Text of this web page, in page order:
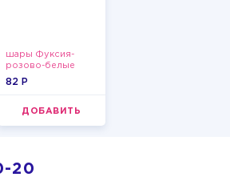
шары Фуксия-
розово-белые
пастельные
82 P
ДОБАВИТЬ
20